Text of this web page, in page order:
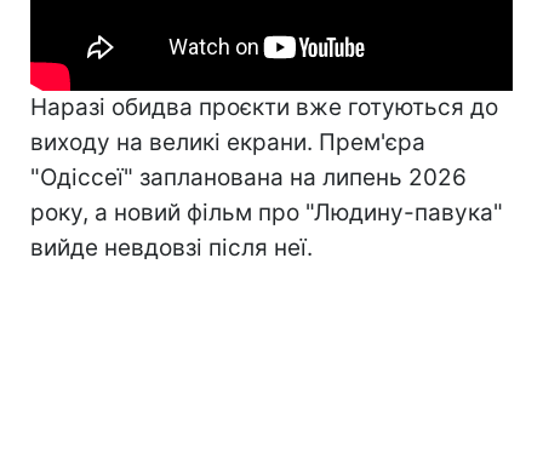
Наразі обидва проєкти вже готуються до
виходу на великі екрани. Прем'єра
"Одіссеї" запланована на липень 2026
року, а новий фільм про "Людину-павука"
вийде невдовзі після неї.